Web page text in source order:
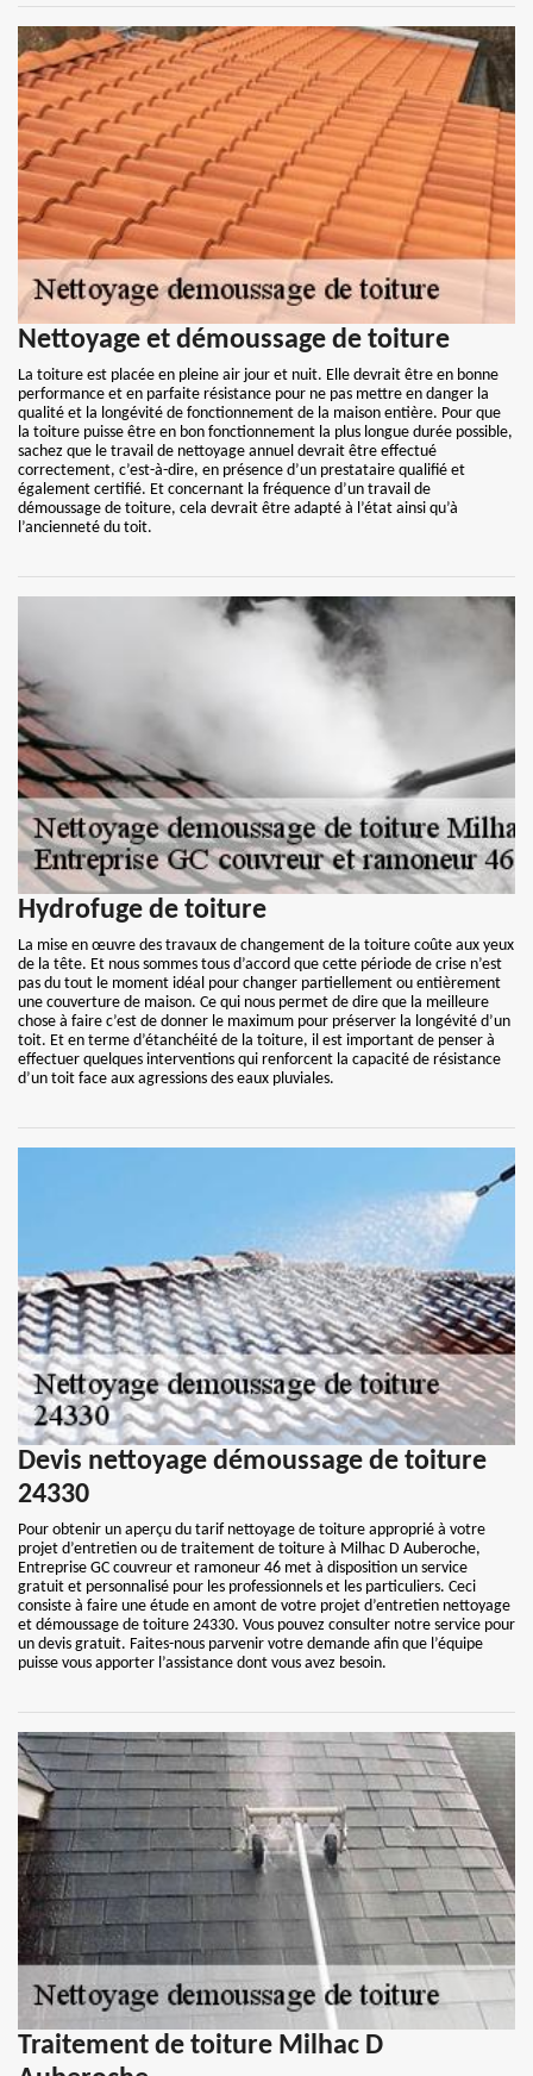
Nettoyage et démoussage de toiture
La toiture est placée en pleine air jour et nuit. Elle devrait être en bonne
performance et en parfaite résistance pour ne pas mettre en danger la
qualité et la longévité de fonctionnement de la maison entière. Pour que
la toiture puisse être en bon fonctionnement la plus longue durée possible,
sachez que le travail de nettoyage annuel devrait être effectué
correctement, c’est-à-dire, en présence d’un prestataire qualifié et
également certifié. Et concernant la fréquence d’un travail de
démoussage de toiture, cela devrait être adapté à l’état ainsi qu’à
l’ancienneté du toit.
Hydrofuge de toiture
La mise en œuvre des travaux de changement de la toiture coûte aux yeux
de la tête. Et nous sommes tous d’accord que cette période de crise n’est
pas du tout le moment idéal pour changer partiellement ou entièrement
une couverture de maison. Ce qui nous permet de dire que la meilleure
chose à faire c’est de donner le maximum pour préserver la longévité d’un
toit. Et en terme d’étanchéité de la toiture, il est important de penser à
effectuer quelques interventions qui renforcent la capacité de résistance
d’un toit face aux agressions des eaux pluviales.
Devis nettoyage démoussage de toiture
24330
Pour obtenir un aperçu du tarif nettoyage de toiture approprié à votre
projet d’entretien ou de traitement de toiture à Milhac D Auberoche,
Entreprise GC couvreur et ramoneur 46 met à disposition un service
gratuit et personnalisé pour les professionnels et les particuliers. Ceci
consiste à faire une étude en amont de votre projet d’entretien nettoyage
et démoussage de toiture 24330. Vous pouvez consulter notre service pour
un devis gratuit. Faites-nous parvenir votre demande afin que l’équipe
puisse vous apporter l’assistance dont vous avez besoin.
Traitement de toiture Milhac D